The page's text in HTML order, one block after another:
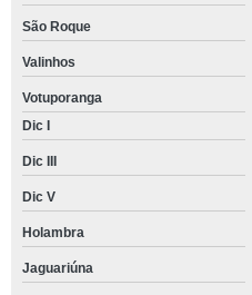
São Roque
Valinhos
Votuporanga
Dic I
Dic III
Dic V
Holambra
Jaguariúna